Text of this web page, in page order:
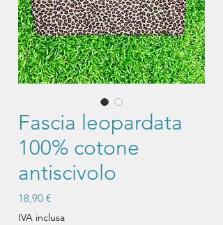
Fascia leopardata
100% cotone
antiscivolo
18,90 €Prezzo
IVA inclusa